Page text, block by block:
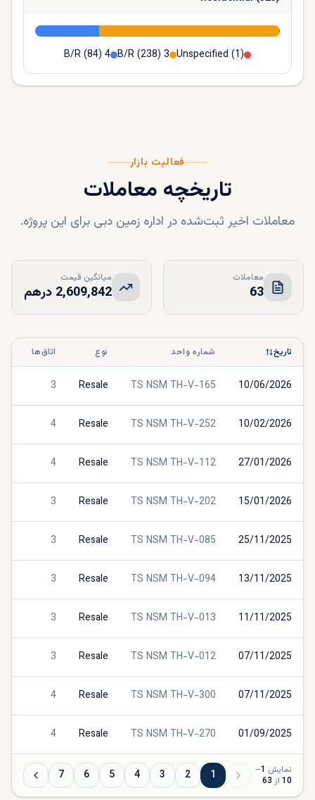
Unspecified (1)
3 B/R
(238)
4 B/R
(84)
فعالیت بازار
تاریخچه معاملات
معاملات اخیر ثبت‌شده در اداره زمین دبی برای این پروژه.
معاملات
63
میانگین قیمت
2,609,842 درهم
تاریخ شماره واحد نوع اتاق‌ها
10/06/2026
TS NSM TH-V-165
Resale
3
10/02/2026
TS NSM TH-V-252
Resale
4
27/01/2026
TS NSM TH-V-112
Resale
4
15/01/2026
TS NSM TH-V-202
Resale
3
25/11/2025
TS NSM TH-V-085
Resale
3
13/11/2025
TS NSM TH-V-094
Resale
3
11/11/2025
TS NSM TH-V-013
Resale
3
07/11/2025
TS NSM TH-V-012
Resale
3
07/11/2025
TS NSM TH-V-300
Resale
4
01/09/2025
TS NSM TH-V-270
Resale
4
نمایش 1
–
10 از 63
1
2
3
4
5
6
7